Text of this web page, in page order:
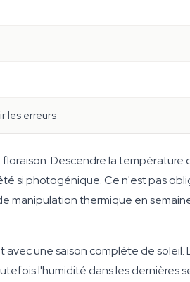
les erreurs
Descendre la
si photogénique. Ce n'est pas
manipulation thermique en
une saison complète de soleil.
l'humidité dans les dernières